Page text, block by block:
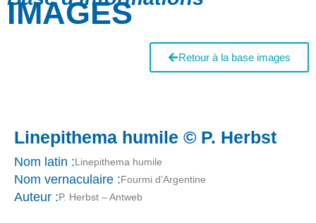
IMAGES
Retour à la base images
Linepithema humile © P. Herbst
Nom latin :Linepithema humile
Nom vernaculaire :Fourmi d’Argentine
Auteur :P. Herbst – Antweb